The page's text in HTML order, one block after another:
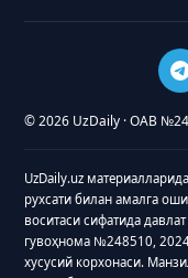
© 2026 UzDaily · ОАВ
UzDaily.uz
рухсати билан амалга
воситаси сифатида
гувоҳнома №248510,
хусусий корхонаси.